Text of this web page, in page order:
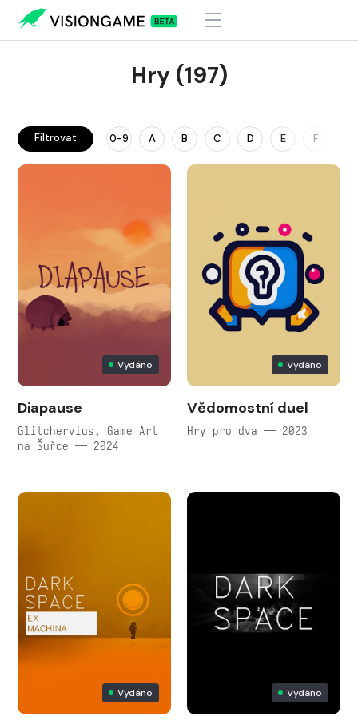
Hry (197)
Filtrovat 0-9 A B C D E F
Vydáno
Diapause
Glitchervius, Game Art
na Šuřce — 2024
Vydáno
Vědomostní duel
Hry pro dva — 2023
Vydáno Vydáno